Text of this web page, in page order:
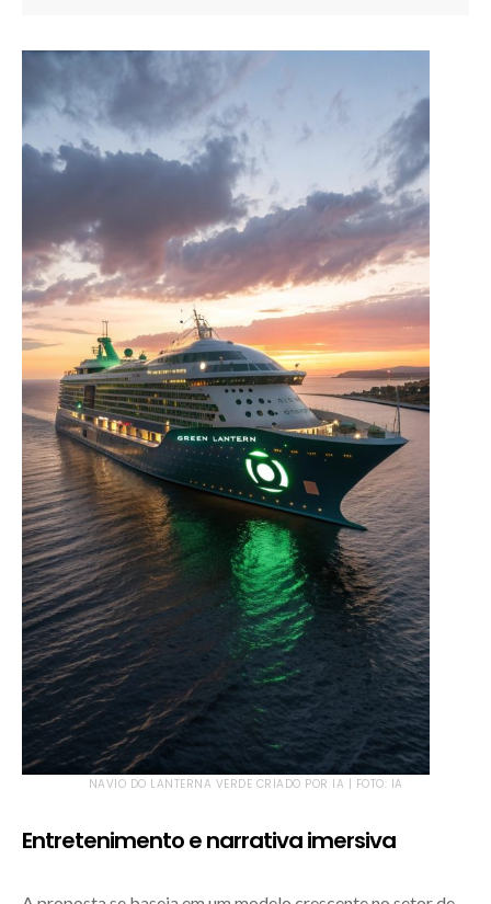
NAVIO DO LANTERNA VERDE CRIADO POR IA | FOTO: IA
Entretenimento e narrativa imersiva